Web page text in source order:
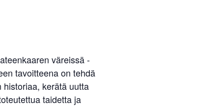
väreissä -
tavoitteena on tehdä
kerätä uutta
taidetta ja